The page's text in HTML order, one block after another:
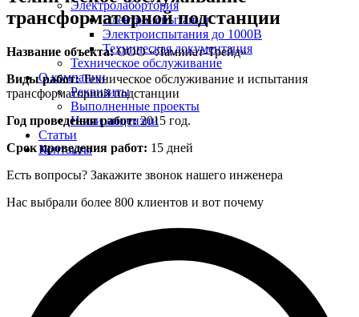
Электролабортория
Электроиспытания
Электроиспытания до 1000В
Техническая документация
Техническое обслуживание
О компании
Реквизиты
Выполненные проекты
Наши лицензии
Статьи
Контакты
трансформаторной подстанции
Название объекта:ООО «Ламинат-Трейд»
Виды работ:Техническое обслуживание и испытания
трансформаторной подстанции
Год проведения работ:2015 год.
Срок проведения работ: 15 дней
Есть вопросы? Закажите звонок нашего инженера
Нас выбрали более 800 клиентов и вот почему